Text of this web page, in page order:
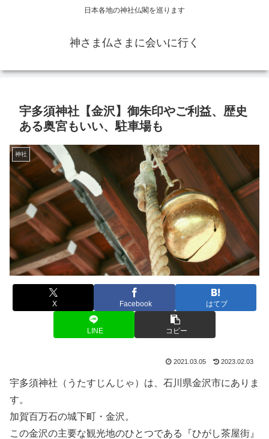
日本各地の神社仏閣を巡ります
神さま仏さまに会いに行く
宇多須神社【金沢】御朱印やご利益、歴史
ある奥宮もいい、駐車場も
神社
X Facebook はてブ
LINE コピー
2021.03.05 2023.02.03
宇多須神社（うたすじんじゃ）は、石川県金沢市にありま
す。
加賀百万石の城下町・金沢。
この金沢の主要な観光地のひとつである『ひがし茶屋街』